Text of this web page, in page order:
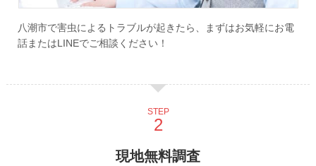
八潮市で害虫によるトラブルが起きたら、まずはお気軽にお電
話またはLINEでご相談ください！
STEP
現地無料調査